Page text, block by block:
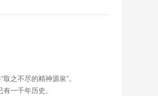
之不尽的精神源泉”。
一千年历史。